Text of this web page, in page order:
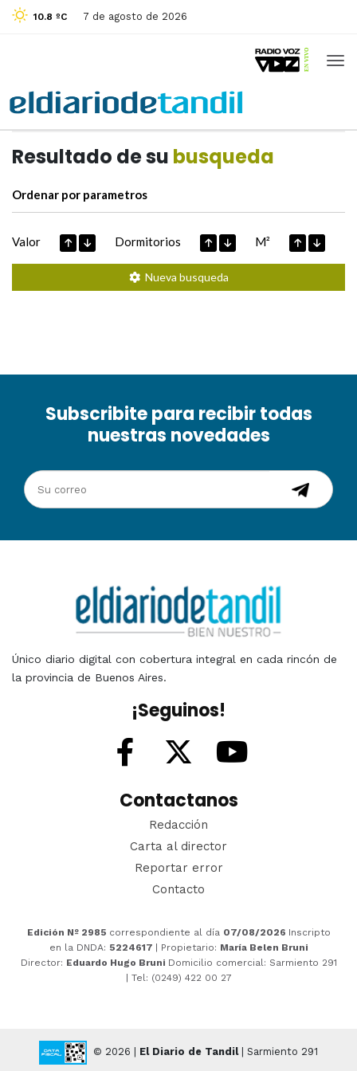
10.8 ºC 7 de agosto de 2026
Resultado de su busqueda
Ordenar por parametros
Valor Dormitorios M²
Nueva busqueda
Subscribite para recibir todas
nuestras novedades
Único diario digital con cobertura integral en cada rincón de
la provincia de Buenos Aires.
¡Seguinos!
Contactanos
Redacción
Carta al director
Reportar error
Contacto
Edición Nº 2985 correspondiente al día 07/08/2026 Inscripto
en la DNDA: 5224617 | Propietario: María Belen Bruni
Director: Eduardo Hugo Bruni Domicilio comercial: Sarmiento 291
| Tel: (0249) 422 00 27
© 2026 | El Diario de Tandil| Sarmiento 291